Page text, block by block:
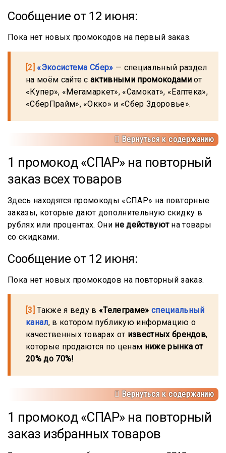
Сообщение от 12 июня:
Пока нет новых промокодов на первый заказ.
[2] «Экосистема Сбер» — специальный раздел
на моём сайте сактивными промокодамиот
«Купер», «Мегамаркет», «Самокат», «Еаптека»,
«СберПрайм», «Окко» и «Сбер Здоровье».
Вернуться к содержанию
1 промокод «СПАР» на повторный
заказ всех товаров
Здесь находятся промокоды «СПАР» на повторные
заказы, которые дают дополнительную скидку в
рублях или процентах. Они не действуютна товары
со скидками.
Сообщение от 12 июня:
Пока нет новых промокодов на повторный заказ.
[3] Также я веду в«Телеграме» специальный
канал, в котором публикую информацию о
качественных товарах от известных брендов,
которые продаются по ценам ниже рынка от
20% до 70%!
Вернуться к содержанию
1 промокод «СПАР» на повторный
заказ избранных товаров